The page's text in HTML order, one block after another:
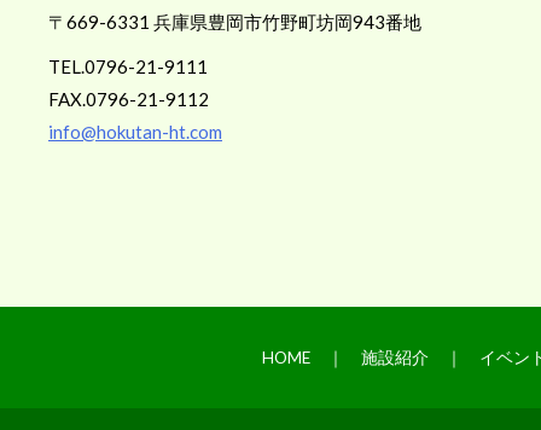
〒669-6331 兵庫県豊岡市竹野町坊岡943番地
TEL.0796-21-9111
FAX.0796-21-9112
info@hokutan-ht.com
HOME｜ 施設紹介｜ イベン